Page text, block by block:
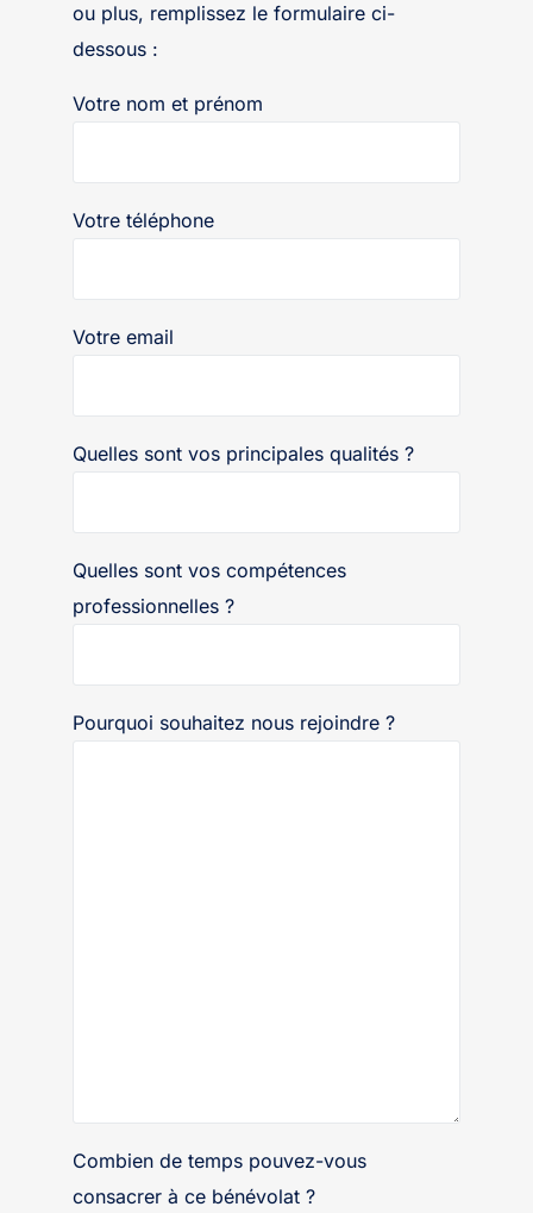
ou plus, remplissez le formulaire ci-
dessous :
Votre nom et prénom
Votre téléphone
Votre email
Quelles sont vos principales qualités ?
Quelles sont vos compétences
professionnelles ?
Pourquoi souhaitez nous rejoindre ?
Combien de temps pouvez-vous
consacrer à ce bénévolat ?